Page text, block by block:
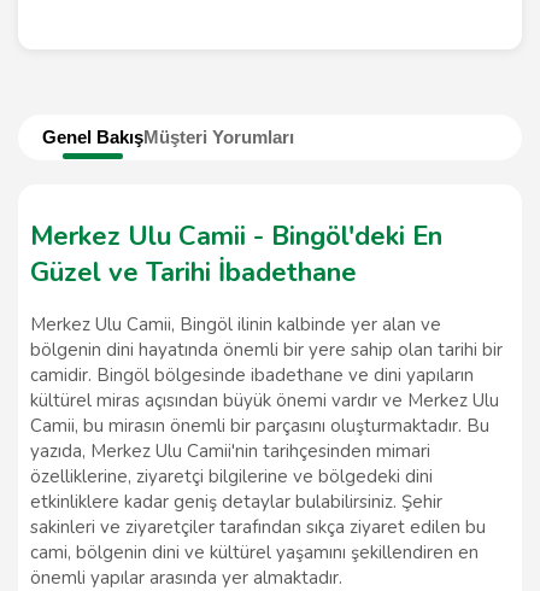
Genel BakışMüşteri Yorumları
Merkez Ulu Camii - Bingöl'deki En
Güzel ve Tarihi İbadethane
Merkez Ulu Camii, Bingöl ilinin kalbinde yer alan ve
bölgenin dini hayatında önemli bir yere sahip olan tarihi bir
camidir. Bingöl bölgesinde ibadethane ve dini yapıların
kültürel miras açısından büyük önemi vardır ve Merkez Ulu
Camii, bu mirasın önemli bir parçasını oluşturmaktadır. Bu
yazıda, Merkez Ulu Camii'nin tarihçesinden mimari
özelliklerine, ziyaretçi bilgilerine ve bölgedeki dini
etkinliklere kadar geniş detaylar bulabilirsiniz. Şehir
sakinleri ve ziyaretçiler tarafından sıkça ziyaret edilen bu
cami, bölgenin dini ve kültürel yaşamını şekillendiren en
önemli yapılar arasında yer almaktadır.